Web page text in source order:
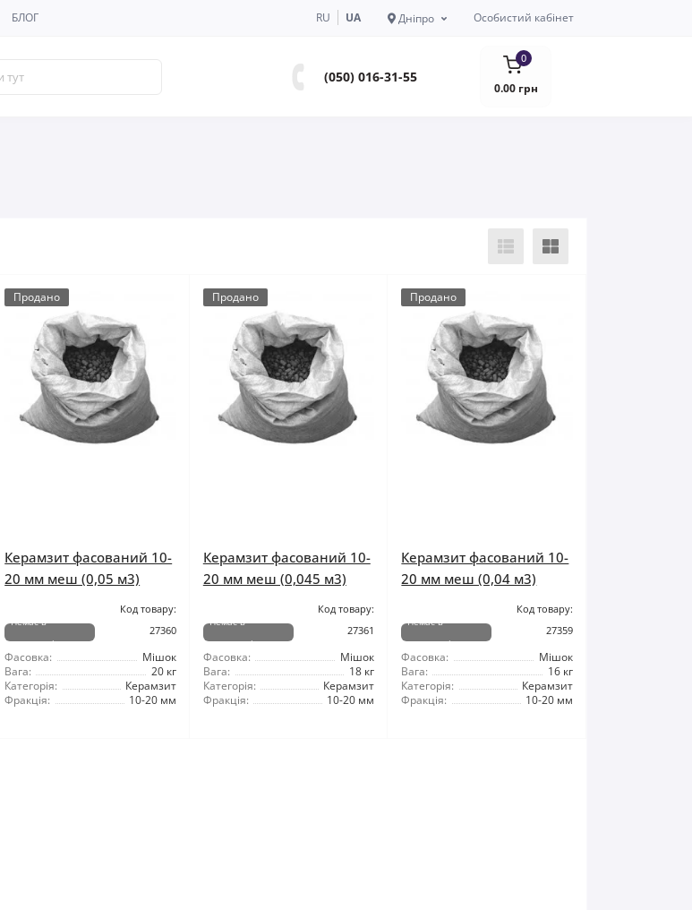
БЛОГ RU UA Дніпро Особистий кабінет
(050) 016-31-55
0
0.00 грн
Продано
Керамзит фасований 10-
20 мм меш (0,05 м3)
Немає в
наявності
Код товару:
27360
Фасовка:
Мішок
Вага:
20 кг
Категорія:
Керамзит
Фракція:
10-20 мм
Продано
Керамзит фасований 10-
20 мм меш (0,045 м3)
Немає в
наявності
Код товару:
27361
Фасовка:
Мішок
Вага:
18 кг
Категорія:
Керамзит
Фракція:
10-20 мм
Продано
Керамзит фасований 10-
20 мм меш (0,04 м3)
Немає в
наявності
Код товару:
27359
Фасовка:
Мішок
Вага:
16 кг
Категорія:
Керамзит
Фракція:
10-20 мм